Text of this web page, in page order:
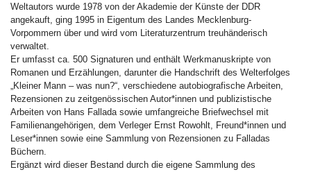
Weltautors wurde 1978 von der Akademie der Künste der DDR
angekauft, ging 1995 in Eigentum des Landes Mecklenburg-
Vorpommern über und wird vom Literaturzentrum treuhänderisch
verwaltet.
Er umfasst ca. 500 Signaturen und enthält Werkmanuskripte von
Romanen und Erzählungen, darunter die Handschrift des Welterfolges
„Kleiner Mann – was nun?“, verschiedene autobiografische Arbeiten,
Rezensionen zu zeitgenössischen Autor*innen und publizistische
Arbeiten von Hans Fallada sowie umfangreiche Briefwechsel mit
Familienangehörigen, dem Verleger Ernst Rowohlt, Freund*innen und
Leser*innen sowie eine Sammlung von Rezensionen zu Falladas
Büchern.
Ergänzt wird dieser Bestand durch die eigene Sammlung des